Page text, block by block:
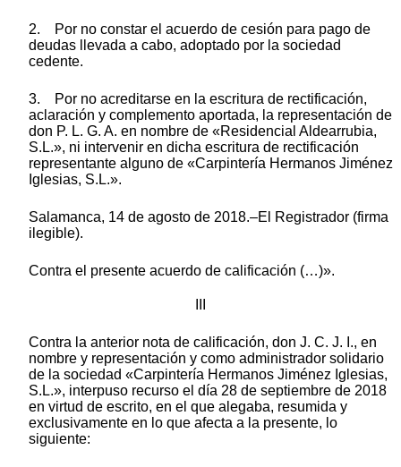
2. Por no constar el acuerdo de cesión para pago de
deudas llevada a cabo, adoptado por la sociedad
cedente.
3. Por no acreditarse en la escritura de rectificación,
aclaración y complemento aportada, la representación de
don P. L. G. A. en nombre de «Residencial Aldearrubia,
S.L.», ni intervenir en dicha escritura de rectificación
representante alguno de «Carpintería Hermanos Jiménez
Iglesias, S.L.».
Salamanca, 14 de agosto de 2018.–El Registrador (firma
ilegible).
Contra el presente acuerdo de calificación (…)».
Contra la anterior nota de calificación, don J. C. J. I., en
nombre y representación y como administrador solidario
de la sociedad «Carpintería Hermanos Jiménez Iglesias,
S.L.», interpuso recurso el día 28 de septiembre de 2018
en virtud de escrito, en el que alegaba, resumida y
exclusivamente en lo que afecta a la presente, lo
siguiente: